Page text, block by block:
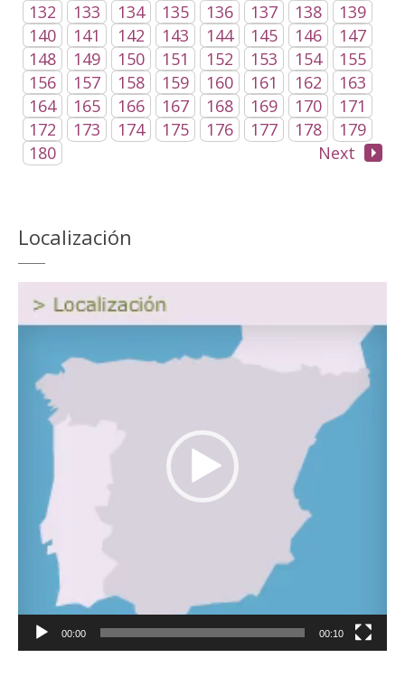
132
133 134 135 136 137 138
139
140
141 142 143 144 145 146
147
148
149 150 151 152 153 154
155
156
157 158 159 160 161 162
163
164
165 166 167 168 169 170
171
172
173 174 175 176 177 178
179
180
Next
Localización
Reproductor
de
00:00 00:10